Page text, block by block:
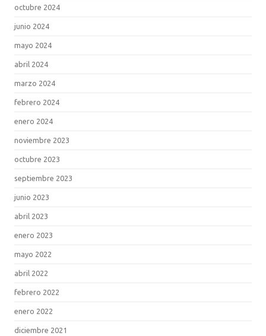
octubre 2024
junio 2024
mayo 2024
abril 2024
marzo 2024
febrero 2024
enero 2024
noviembre 2023
octubre 2023
septiembre 2023
junio 2023
abril 2023
enero 2023
mayo 2022
abril 2022
febrero 2022
enero 2022
diciembre 2021